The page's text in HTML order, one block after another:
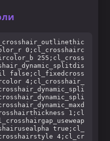
0;cl_crosshairc
255;cl_cross
false;cl_fixedcross
4;cl_crosshair_
1;cl
true;cl_
4;cl_cr